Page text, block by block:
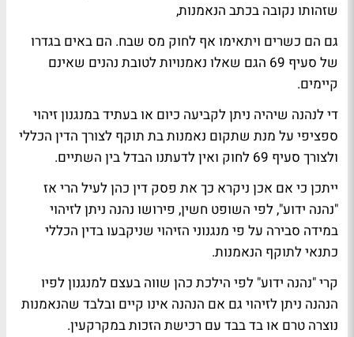
שזהותו נקובה בכתב הנאמנות,
גם הם כשרים ויתאימו אף לחוק מס שבח. הם באים בגדרו
של סעיף 69 הגם שאלו נאמנויות לטובת נהנים שאינם
קיימים.
די לנהנה שיהיה ניתן לקביעה כיום או בעתיד במנגנון זיהוי
ספציפי על מנת שתקום נאמנות בת תוקף לצורך הדין הכללי
ולצורך סעיף 69 לחוק ואין לדעתנו הבדל בין השתיים.
ייתכן כי אם אכן ניקרא כך את פסק דין כהן לעיל הרי אז
"נהנה ידוע", לפי השופט חשין, פירושו נהנה ניתן לזיהוי
במידה סבירה על פי מנגנוני הזיהוי שניקבעו בדין הכללי
כתנאי לתוקף הנאמנות.
קרי "נהנה ידוע" לפי הילכת כהן שווה בעצם למנגנון לפיו
הנהנה ניתן לזיהוי גם אם הנהנה אינו קיים ובלבד שהנאמנות
נוצרה טרם או בד בבד עם רכישת הזכות במקרקעין.